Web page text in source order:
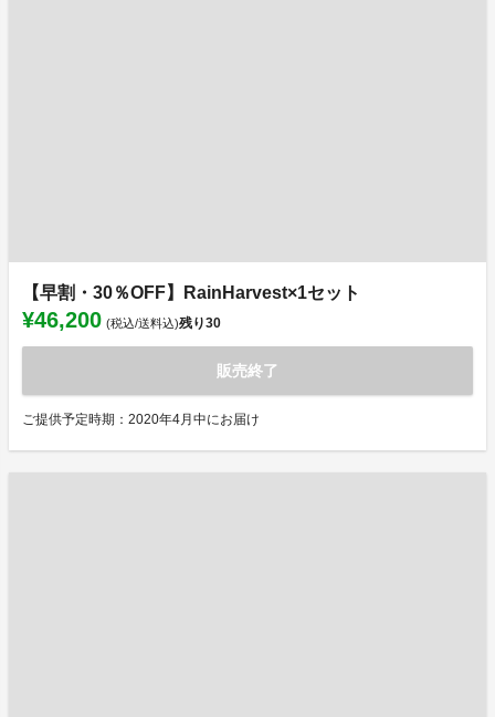
【早割・30％OFF】RainHarvest×1セット
¥46,200 (税込/送料込)残り30
販売終了
ご提供予定時期：2020年4月中にお届け